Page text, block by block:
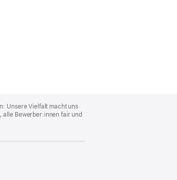
Unsere Vielfalt macht uns
alle Bewerber:innen fair und